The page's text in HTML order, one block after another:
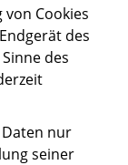
Cookies
des
des
nur
seiner